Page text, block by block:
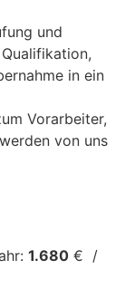
und
in ein
Vorarbeiter,
von uns
1.680 € /